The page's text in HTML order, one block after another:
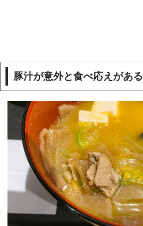
豚汁が意外と食べ応えがある